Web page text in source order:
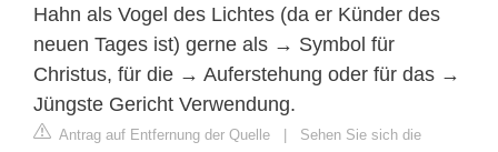
Hahn als Vogel des Lichtes (da er Künder des
neuen Tages ist) gerne als → Symbol für
Christus, für die → Auferstehung oder für das →
Jüngste Gericht Verwendung.
Antrag auf Entfernung der Quelle | Sehen Sie sich die